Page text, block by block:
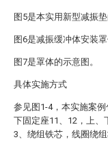
图5是本实用新型减振垫
图6是减振缓冲体安装罩
图7是罩体的示意图。
具体实施方式
参见图1-4，本实施案例
下固定座11、12，上、
3、绕组铁芯，线圈绕